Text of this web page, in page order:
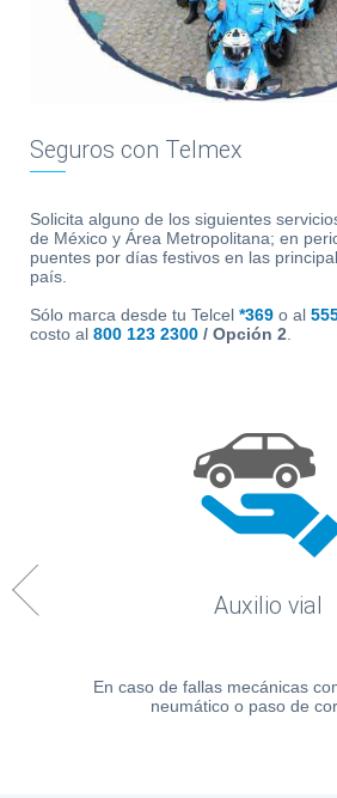
Ayuda
Centros
de
Atención
Telmex
-
Seguros con Telmex
Solicita alguno de los siguientes
de México y Área Metropolitana; en
puentes por días festivos en las
país.
Sólo marca desde tu Telcel*369 o al
costo al800 123 2300 / Opción 2
Auxilio vial
En caso de fallas mecánicas
neumático o paso de